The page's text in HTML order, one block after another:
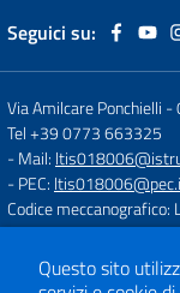
Seguici su:
Via Amilcare Ponchielli -
Tel +39 0773 663325
- Mail:
- PEC:
Codice meccanografico:
Codice
Codice IPA:
- Obiettivi di
Questo sito